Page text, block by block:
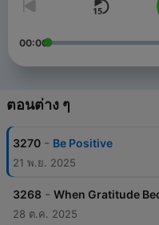
series, a Mufti Menk hallmark. He travels the world
simple but profound
preparing for the Hereafter”. He is active in the
speaking up against all
00:00
ตอนต่าง ๆ
3270 - Be Positive
21 พ.ย. 2025
3268 - When Gratitude
28 ต.ค. 2025